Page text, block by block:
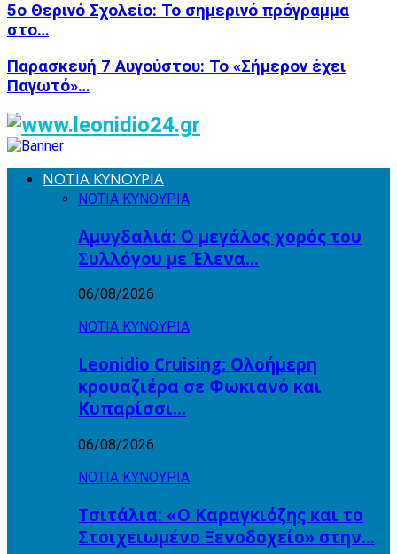
5ο Θερινό Σχολείο: Το σημερινό πρόγραμμα
στο…
Παρασκευή 7 Αυγούστου: Το «Σήμερον έχει
Παγωτό»…
ΝΟΤΙΑ ΚΥΝΟΥΡΙΑ
ΝΟΤΙΑ ΚΥΝΟΥΡΙΑ
Αμυγδαλιά: Ο μεγάλος χορός του
Συλλόγου με Έλενα…
06/08/2026
ΝΟΤΙΑ ΚΥΝΟΥΡΙΑ
Leonidio Cruising: Ολοήμερη
κρουαζιέρα σε Φωκιανό και
Κυπαρίσσι…
06/08/2026
ΝΟΤΙΑ ΚΥΝΟΥΡΙΑ
Τσιτάλια: «Ο Καραγκιόζης και το
Στοιχειωμένο Ξενοδοχείο» στην…